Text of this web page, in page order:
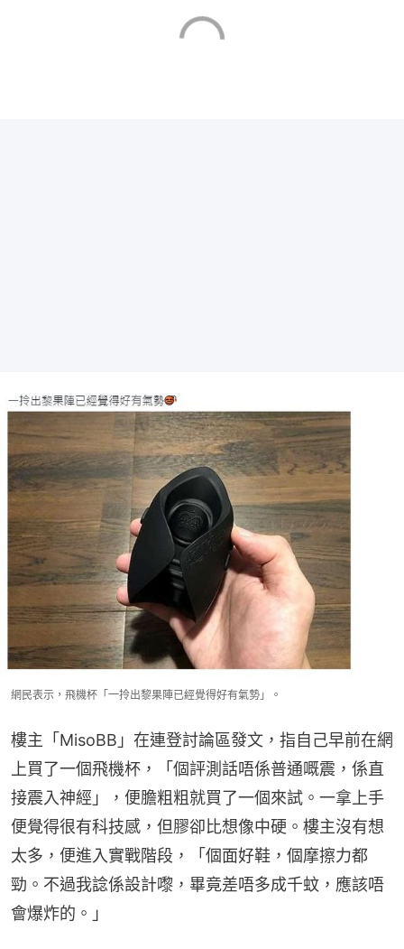
網民表示，飛機杯「一拎出黎果陣已經覺得好有氣勢」。
樓主「MisoBB」在連登討論區發文，指自己早前在網
上買了一個飛機杯，「個評測話唔係普通嘅震，係直
接震入神經」，便膽粗粗就買了一個來試。一拿上手
便覺得很有科技感，但膠卻比想像中硬。樓主沒有想
太多，便進入實戰階段，「個面好鞋，個摩擦力都
勁。不過我諗係設計嚟，畢竟差唔多成千蚊，應該唔
會爆炸的。」